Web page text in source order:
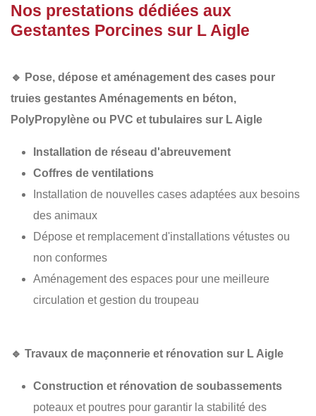
Nos prestations dédiées aux
Gestantes Porcines sur L Aigle
🔹 Pose, dépose et aménagement des cases pour
truies gestantes Aménagements en béton,
PolyPropylène ou PVC et tubulaires sur L Aigle
Installation de réseau d'abreuvement
Coffres de ventilations
Installation de nouvelles cases adaptées aux besoins
des animaux
Dépose et remplacement d'installations vétustes ou
non conformes
Aménagement des espaces pour une meilleure
circulation et gestion du troupeau
🔹 Travaux de maçonnerie et rénovation sur L Aigle
Construction et rénovation de soubassements
poteaux et poutres pour garantir la stabilité des